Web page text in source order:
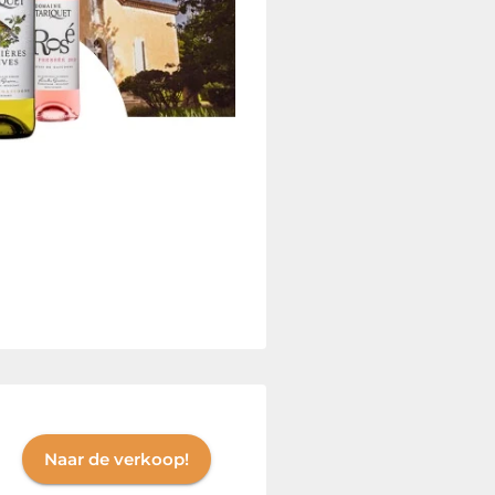
Naar de verkoop!